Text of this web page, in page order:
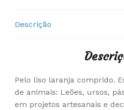
Descrição
Pelo liso laranja comprido.
de animais: Leões, ursos,
em projetos artesanais e